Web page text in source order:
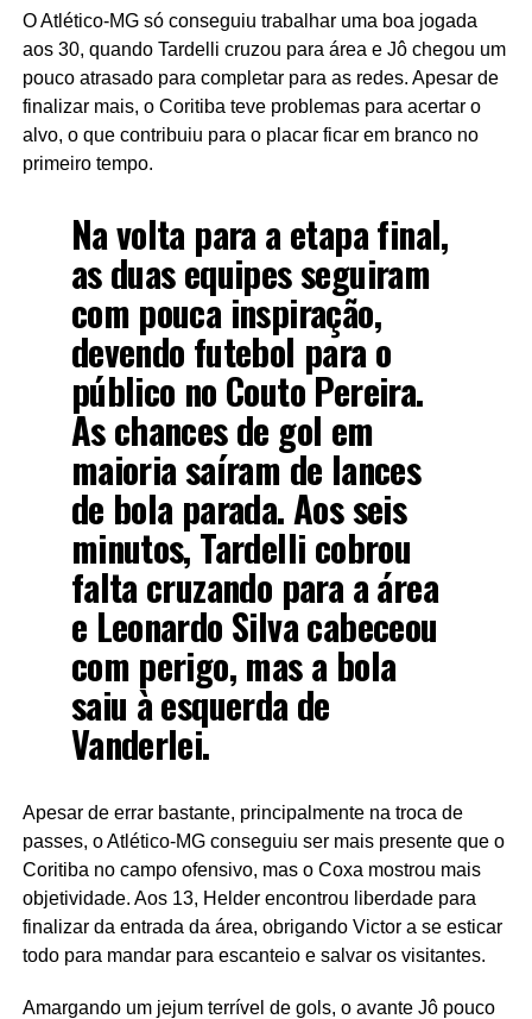
O Atlético-MG só conseguiu trabalhar uma boa jogada
aos 30, quando Tardelli cruzou para área e Jô chegou um
pouco atrasado para completar para as redes. Apesar de
finalizar mais, o Coritiba teve problemas para acertar o
alvo, o que contribuiu para o placar ficar em branco no
primeiro tempo.
Na volta para a etapa final,
as duas equipes seguiram
com pouca inspiração,
devendo futebol para o
público no Couto Pereira.
As chances de gol em
maioria saíram de lances
de bola parada. Aos seis
minutos, Tardelli cobrou
falta cruzando para a área
e Leonardo Silva cabeceou
com perigo, mas a bola
saiu à esquerda de
Vanderlei.
Apesar de errar bastante, principalmente na troca de
passes, o Atlético-MG conseguiu ser mais presente que o
Coritiba no campo ofensivo, mas o Coxa mostrou mais
objetividade. Aos 13, Helder encontrou liberdade para
finalizar da entrada da área, obrigando Victor a se esticar
todo para mandar para escanteio e salvar os visitantes.
Amargando um jejum terrível de gols, o avante Jô pouco